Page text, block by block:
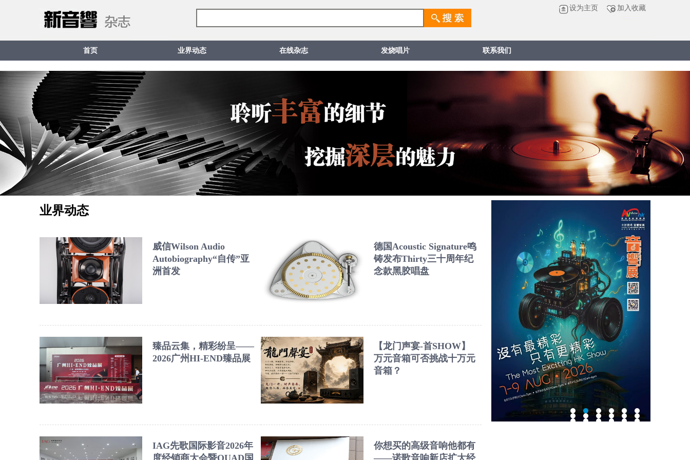
设为主页 加入收藏
首页 业界动态 在线杂志 发烧唱片 联系我们
业界动态
威信Wilson Audio
Autobiography“自传”亚
洲首发
德国Acoustic Signature鸣
铸发布Thirty三十周年纪
念款黑胶唱盘
臻品云集，精彩纷呈——
2026广州HI-END臻品展
【龙门声宴-首SHOW】
万元音箱可否挑战十万元
音箱？
IAG先歌国际影音2026年
度经销商大会暨QUAD国
你想买的高级音响他都有
——诺歌音响新店扩大经